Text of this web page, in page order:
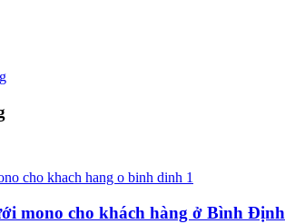
mono cho khách hàng ở Bình Định